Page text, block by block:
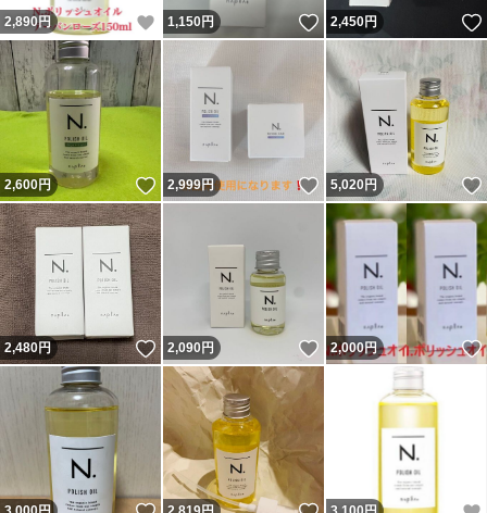
2,890円 いいね！
1,150円 いいね！
2,450円
2,600円 いいね！
2,999円 いいね！
5,020円
2,480円 いいね！
2,090円 いいね！
2,000円